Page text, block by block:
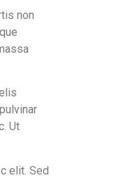
non
Ut
elit. Sed